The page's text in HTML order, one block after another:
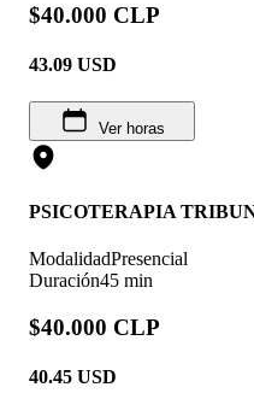
$40.000 CLP
43.09 USD
Ver horas
PSICOTERAPIA
ModalidadPresencial
Duración45 min
$40.000 CLP
40.45 USD